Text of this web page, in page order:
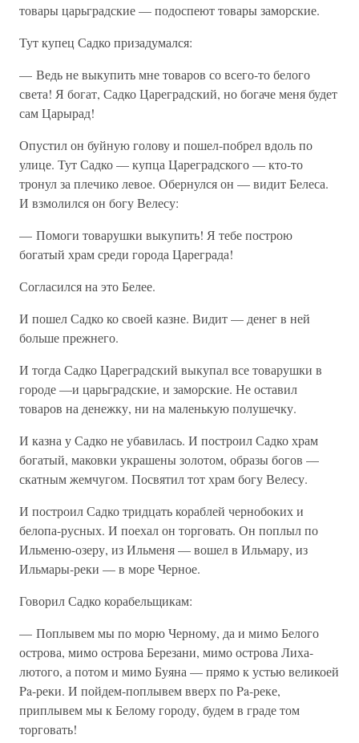
товары царьградские — подоспеют товары заморские.
Тут купец Садко призадумался:
— Ведь не выкупить мне товаров со всего-то белого
света! Я богат, Садко Цареградский, но богаче меня будет
сам Царырад!
Опустил он буйную голову и пошел-побрел вдоль по
улице. Тут Садко — купца Цареградского — кто-то
тронул за плечико левое. Обернулся он — видит Белеса.
И взмолился он богу Велесу:
— Помоги товарушки выкупить! Я тебе построю
богатый храм среди города Цареграда!
Согласился на это Белее.
И пошел Садко ко своей казне. Видит — денег в ней
больше прежнего.
И тогда Садко Цареградский выкупал все товарушки в
городе —и царьградские, и заморские. Не оставил
товаров на денежку, ни на маленькую полушечку.
И казна у Садко не убавилась. И построил Садко храм
богатый, маковки украшены золотом, образы богов —
скатным жемчугом. Посвятил тот храм богу Велесу.
И построил Садко тридцать кораблей чернобоких и
белопа-русных. И поехал он торговать. Он поплыл по
Ильменю-озеру, из Ильменя — вошел в Ильмару, из
Ильмары-реки — в море Черное.
Говорил Садко корабельщикам:
— Поплывем мы по морю Черному, да и мимо Белого
острова, мимо острова Березани, мимо острова Лиха-
лютого, а потом и мимо Буяна — прямо к устью великоей
Pa-реки. И пойдем-поплывем вверх по Pa-реке,
приплывем мы к Белому городу, будем в граде том
торговать!